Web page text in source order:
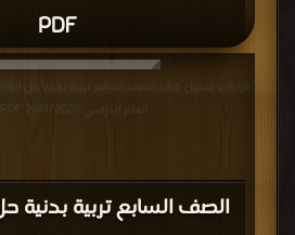
PDF
الصف السابع تربية بدنية
قراءة و تحميل كتاب الصف السابع تربية بدنية حل
العام الدراسي 2019/2020 PDF مجانا